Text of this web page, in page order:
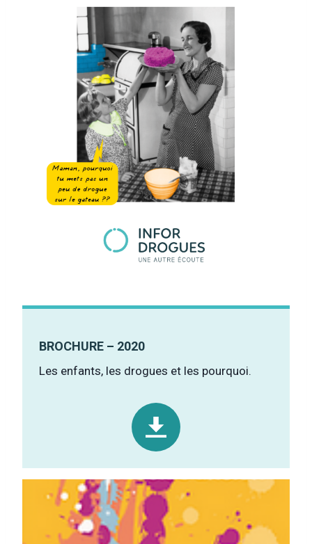
BROCHURE – 2020
Les enfants, les drogues et les pourquoi.